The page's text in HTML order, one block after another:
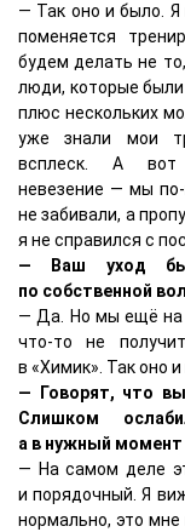
— Так оно и было. Я
поменяется
будем делать не
люди, которые
плюс нескольких
уже знали мои
всплеск. А вот
невезение — мы
не забивали, а
я не справился с
— Ваш уход
по собственной
— Да. Но мы ещё на
что-то не
в «Химик». Так оно
— Говорят, что
Слишком
а в нужный момент
— На самом деле
и порядочный. Я
нормально, это мне